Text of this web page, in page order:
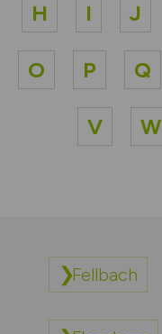
H I J
O P Q
V W
Fellbach